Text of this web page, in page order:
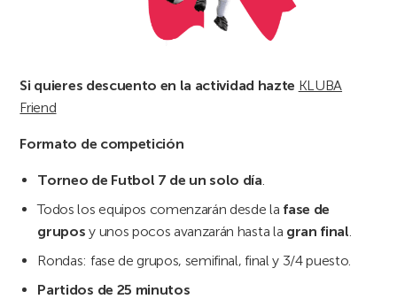
Si quieres descuento en la actividad hazte KLUBA
Friend
Formato de competición
Torneo de Futbol 7 de un solo día
Todos los equipos comenzarán desde la fase de
grupos y unos pocos avanzarán hasta la gran final
Rondas: fase de grupos, semifinal, final y 3/4 puesto.
Partidos de 25 minutos